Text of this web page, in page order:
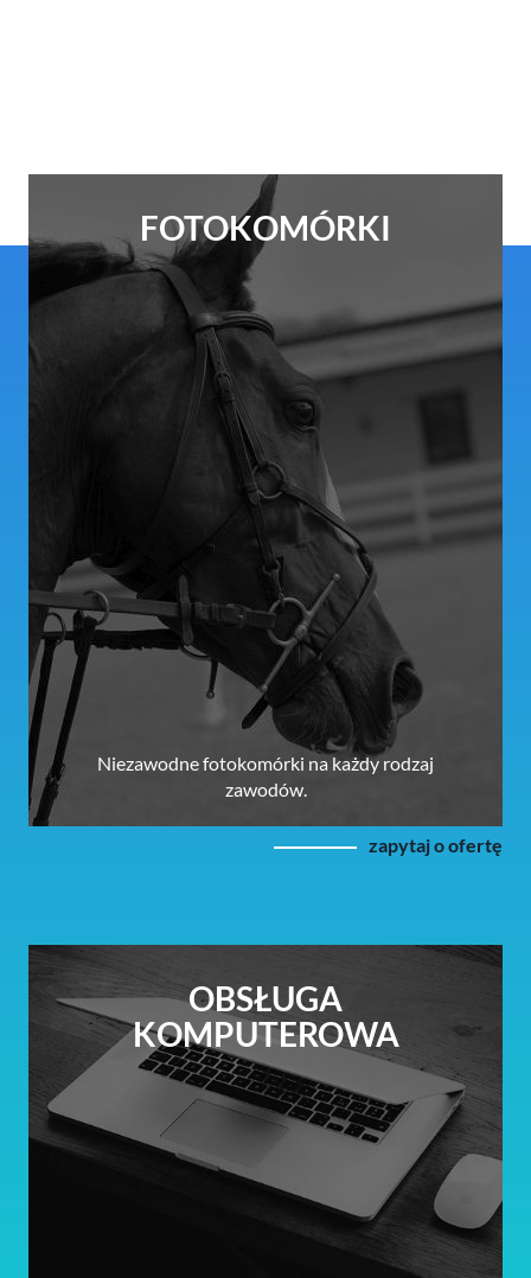
FOTOKOMÓRKI
Niezawodne fotokomórki na każdy rodzaj
zawodów.
zapytaj o ofertę
OBSŁUGA
KOMPUTEROWA